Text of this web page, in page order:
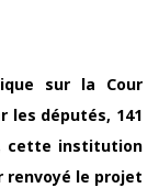
sur la Cour
les députés, 141
cette institution
renvoyé le projet